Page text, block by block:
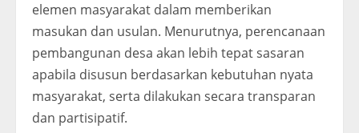
elemen masyarakat dalam memberikan
masukan dan usulan. Menurutnya, perencanaan
pembangunan desa akan lebih tepat sasaran
apabila disusun berdasarkan kebutuhan nyata
masyarakat, serta dilakukan secara transparan
dan partisipatif.